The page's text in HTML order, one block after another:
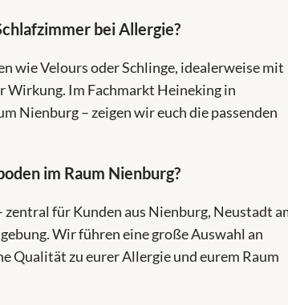
bei Allergie?
wie Velours oder Schlinge, idealerweise mit
Im Fachmarkt Heineking in
Nienburg – zeigen wir euch die passenden
im Raum Nienburg?
für Kunden aus Nienburg, Neustadt
Wir führen eine große Auswahl an
Qualität zu eurer Allergie und eurem Raum